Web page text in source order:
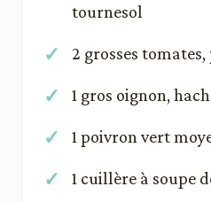
tournesol
2 grosses tomates,
1 gros oignon,
1 poivron vert
1 cuillère à soupe